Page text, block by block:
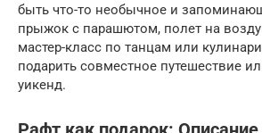
быть что-то необычное и
прыжок с парашютом, полет на
мастер-класс по танцам или
подарить совместное путешествие
уикенд.